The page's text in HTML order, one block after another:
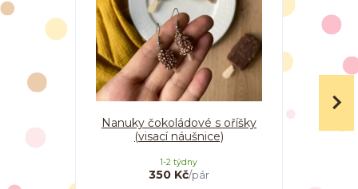
Nanuky čokoládové s oříšky
(visací náušnice)
350 Kč/pár
1-2 týdny